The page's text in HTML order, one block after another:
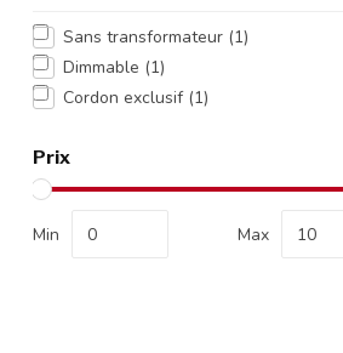
Sans transformateur (1)
Dimmable (1)
Cordon exclusif (1)
Prix
Min Max